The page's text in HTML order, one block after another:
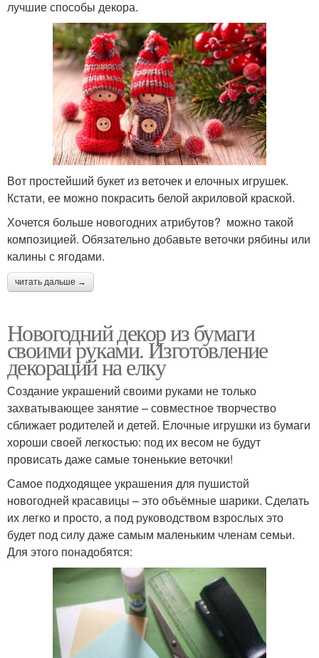
лучшие способы декора.
Вот простейший букет из веточек и елочных игрушек.
Кстати, ее можно покрасить белой акриловой краской.
Хочется больше новогодних атрибутов? можно такой
композицией. Обязательно добавьте веточки рябины или
калины с ягодами.
читать дальше →
Новогодний декор из бумаги
своими руками. Изготовление
декораций на елку
Создание украшений своими руками не только
захватывающее занятие – совместное творчество
сближает родителей и детей. Елочные игрушки из бумаги
хороши своей легкостью: под их весом не будут
провисать даже самые тоненькие веточки!
Самое подходящее украшения для пушистой
новогодней красавицы – это объёмные шарики. Сделать
их легко и просто, а под руководством взрослых это
будет под силу даже самым маленьким членам семьи.
Для этого понадобятся: